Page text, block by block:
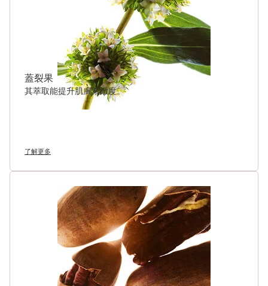
蓋裂果
其萃取能提升肌膚緊緻度。
了解更多